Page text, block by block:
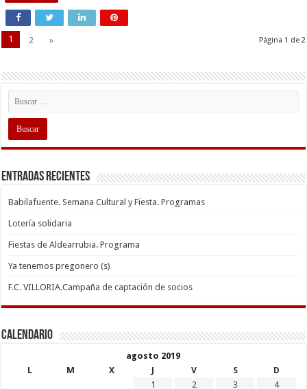
Página 1 de 2
1 2 »
Entradas recientes
Babilafuente. Semana Cultural y Fiesta. Programas
Lotería solidaria
Fiestas de Aldearrubia. Programa
Ya tenemos pregonero (s)
F.C. VILLORIA.Campaña de captación de socios
Calendario
agosto 2019
L
M X J V S
D
1
2 3
4